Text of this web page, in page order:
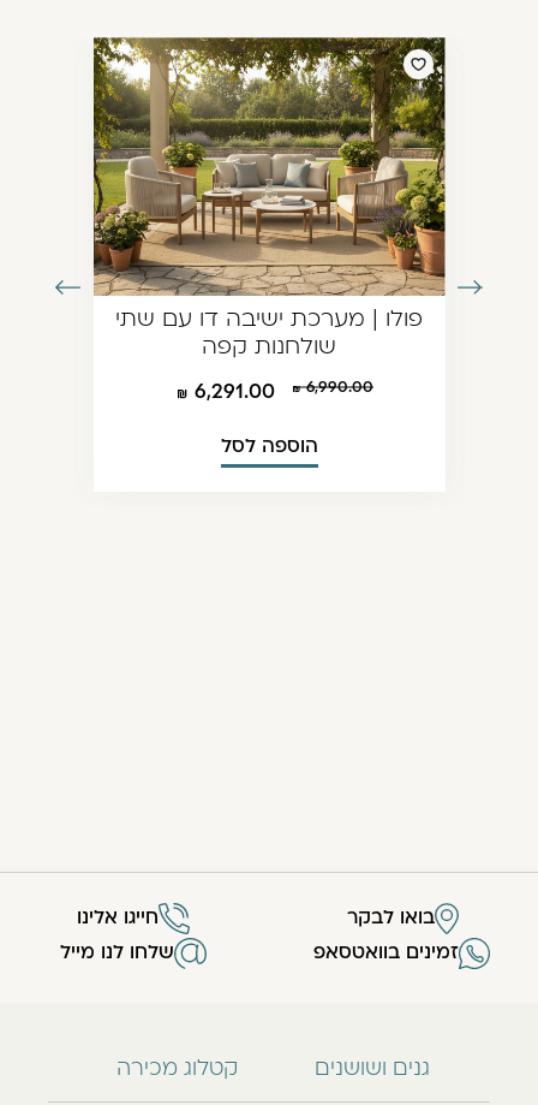
עבור
עבור
לתמונהפולו | מערכת ישיבה דו עם שתי
שולחנות קפה
6,291.00 6,990.00
הוספה לסל
גנים ושושנים קטלוג מכירה
בואו לבקר
חייגו אלינו
זמינים בוואטסאפ
שלחו לנו מייל